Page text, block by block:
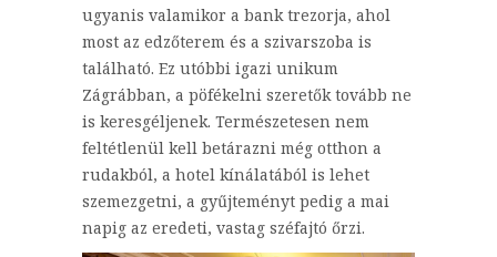
ugyanis valamikor a bank trezorja, ahol
most az edzőterem és a szivarszoba is
található. Ez utóbbi igazi unikum
Zágrábban, a pöfékelni szeretők tovább ne
is keresgéljenek. Természetesen nem
feltétlenül kell betárazni még otthon a
rudakból, a hotel kínálatából is lehet
szemezgetni, a gyűjteményt pedig a mai
napig az eredeti, vastag széfajtó őrzi.